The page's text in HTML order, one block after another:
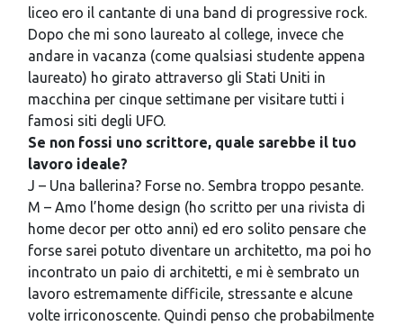
liceo ero il cantante di una band di progressive rock.
Dopo che mi sono laureato al college, invece che
andare in vacanza (come qualsiasi studente appena
laureato) ho girato attraverso gli Stati Uniti in
macchina per cinque settimane per visitare tutti i
famosi siti degli UFO.
Se non fossi uno scrittore, quale sarebbe il tuo
lavoro ideale?
J – Una ballerina? Forse no. Sembra troppo pesante.
M – Amo l’home design (ho scritto per una rivista di
home decor per otto anni) ed ero solito pensare che
forse sarei potuto diventare un architetto, ma poi ho
incontrato un paio di architetti, e mi è sembrato un
lavoro estremamente difficile, stressante e alcune
volte irriconoscente. Quindi penso che probabilmente